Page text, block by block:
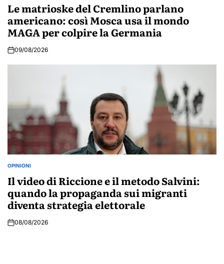
Le matrioske del Cremlino parlano
americano: così Mosca usa il mondo
MAGA per colpire la Germania
09/08/2026
POSTED
IN
OPINIONI
Il video di Riccione e il metodo Salvini:
quando la propaganda sui migranti
diventa strategia elettorale
08/08/2026